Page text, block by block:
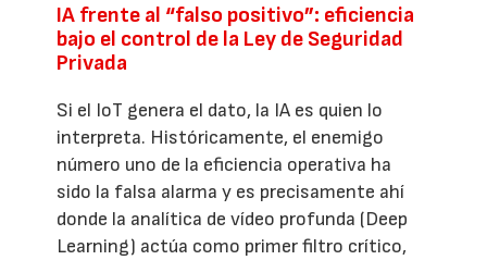
IA frente al “falso positivo”: eficiencia
bajo el control de la Ley de Seguridad
Privada
Si el IoT genera el dato, la IA es quien lo
interpreta. Históricamente, el enemigo
número uno de la eficiencia operativa ha
sido la falsa alarma y es precisamente ahí
donde la analítica de vídeo profunda (Deep
Learning) actúa como primer filtro crítico,